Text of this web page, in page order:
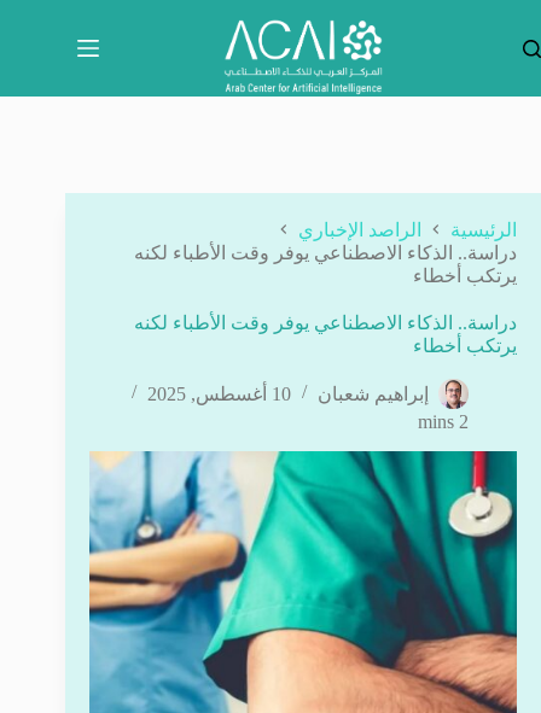
المحتوى
الرئيسية
الراصد الإخباري
دراسة.. الذكاء الاصطناعي يوفر وقت الأطباء لكنه
يرتكب أخطاء
دراسة.. الذكاء الاصطناعي يوفر وقت الأطباء لكنه
يرتكب أخطاء
إبراهيم شعبان
10 أغسطس, 2025
2 mins